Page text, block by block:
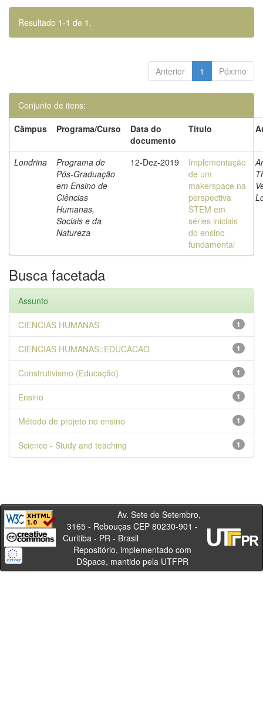
Resultado 1-1 de 1.
Anterior 1 Póximo
Conjunto de itens:
Câmpus
Programa/Curso
Data do
documento
Título
Londrina
Programa de
Pós-Graduação
em Ensino de
Ciências
Humanas,
Sociais e da
Natureza
12-Dez-2019
Implementação
de um
makerspace na
perspectiva
STEM em
séries iniciais
do ensino
fundamental
Busca facetada
Assunto
1
CIENCIAS HUMANAS
1
CIENCIAS HUMANAS::EDUCACAO
1
Construtivismo (Educação)
1
Ensino
1
Método de projeto no ensino
1
Science - Study and teaching
Av. Sete de Setembro,
3165 - Rebouças CEP 80230-901 -
Curitiba - PR - Brasil
Repositório, implementado com
DSpace, mantido pela UTFPR